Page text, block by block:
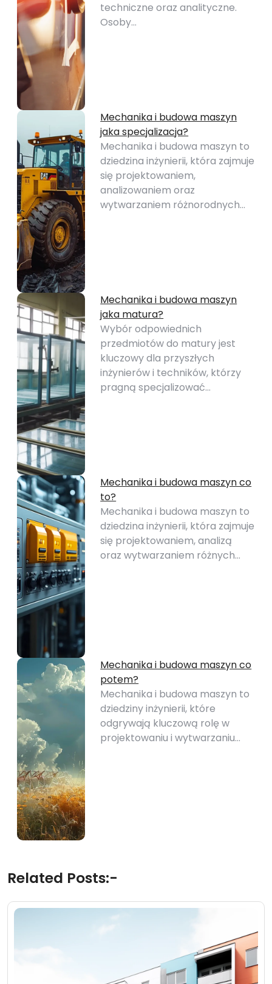
techniczne oraz analityczne.
Osoby…
Mechanika i budowa maszyn
jaka specjalizacja?
Mechanika i budowa maszyn to
dziedzina inżynierii, która zajmuje
się projektowaniem,
analizowaniem oraz
wytwarzaniem różnorodnych…
Mechanika i budowa maszyn
jaka matura?
Wybór odpowiednich
przedmiotów do matury jest
kluczowy dla przyszłych
inżynierów i techników, którzy
pragną specjalizować…
Mechanika i budowa maszyn co
to?
Mechanika i budowa maszyn to
dziedzina inżynierii, która zajmuje
się projektowaniem, analizą
oraz wytwarzaniem różnych…
Mechanika i budowa maszyn co
potem?
Mechanika i budowa maszyn to
dziedziny inżynierii, które
odgrywają kluczową rolę w
projektowaniu i wytwarzaniu…
Related Posts:-